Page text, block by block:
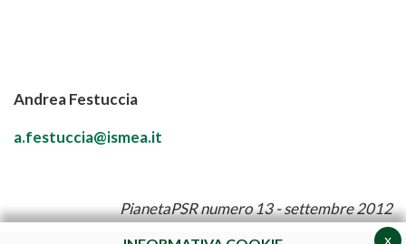
Andrea Festuccia
a.festuccia@ismea.it
PianetaPSR numero 13 - settembre 2012
x